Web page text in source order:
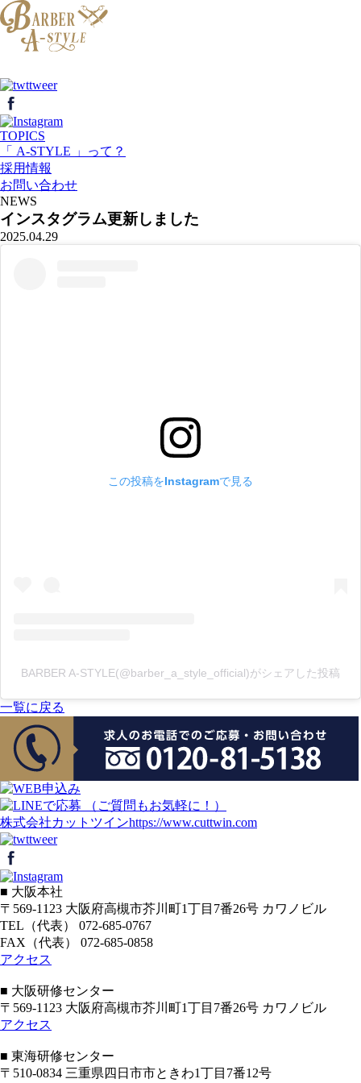
TOPICS
「 A-STYLE 」って？
採用情報
お問い合わせ
NEWS
インスタグラム更新しました
2025.04.29
この投稿をInstagramで見る
BARBER A-STYLE(@barber_a_style_official)がシェアした投稿
一覧に戻る
株式会社カットツインhttps://www.cuttwin.com
■ 大阪本社
〒569-1123 大阪府高槻市芥川町1丁目7番26号 カワノビル
TEL（代表） 072-685-0767
FAX（代表） 072-685-0858
アクセス
■ 大阪研修センター
〒569-1123 大阪府高槻市芥川町1丁目7番26号 カワノビル
アクセス
■ 東海研修センター
〒510-0834 三重県四日市市ときわ1丁目7番12号